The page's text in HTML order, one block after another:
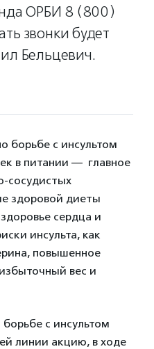
ОРБИ 8 (800)
звонки будет
Бельцевич.
борьбе с инсультом
в питании — главное
сосудистых
здоровой диеты
сердца и
инсульта, как
повышенное
вес и
с инсультом
линии акцию, в ходе